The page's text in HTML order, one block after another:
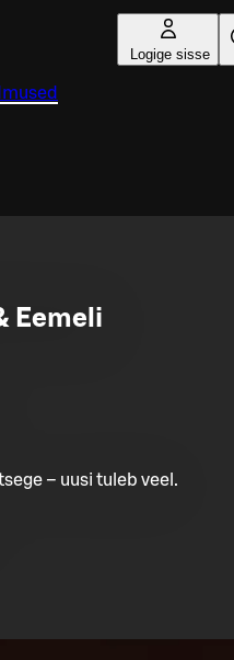
Logige sisse
Eemeli
– uusi tuleb veel.